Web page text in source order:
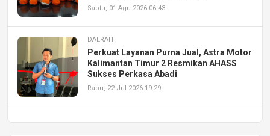
Sabtu, 01 Agu 2026 06:43
DAERAH
Perkuat Layanan Purna Jual, Astra Motor
Kalimantan Timur 2 Resmikan AHASS
Sukses Perkasa Abadi
Rabu, 22 Jul 2026 19:29